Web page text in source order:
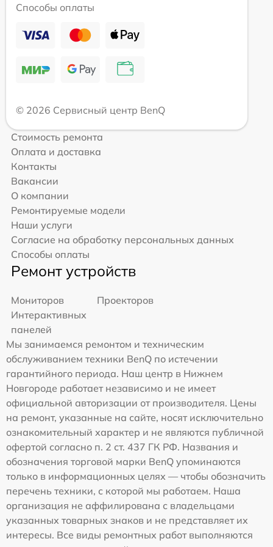
Способы оплаты
© 2026 Сервисный центр BenQ
Стоимость ремонта
Оплата и доставка
Контакты
Вакансии
О компании
Ремонтируемые модели
Наши услуги
Согласие на обработку персональных данных
Способы оплаты
Ремонт устройств
Мониторов
Проекторов
Интерактивных
панелей
Мы занимаемся ремонтом и техническим
обслуживанием техники BenQ по истечении
гарантийного периода. Наш центр в Нижнем
Новгороде работает независимо и не имеет
официальной авторизации от производителя. Цены
на ремонт, указанные на сайте, носят исключительно
ознакомительный характер и не являются публичной
офертой согласно п. 2 ст. 437 ГК РФ. Названия и
обозначения торговой марки BenQ упоминаются
только в информационных целях — чтобы обозначить
перечень техники, с которой мы работаем. Наша
организация не аффилирована с владельцами
указанных товарных знаков и не представляет их
интересы. Все виды ремонтных работ выполняются